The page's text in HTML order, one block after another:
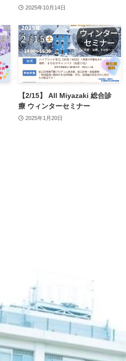
2025年10月14日
【2/15】 All Miyazaki 総合診
療 ウィンターセミナー
2025年1月20日